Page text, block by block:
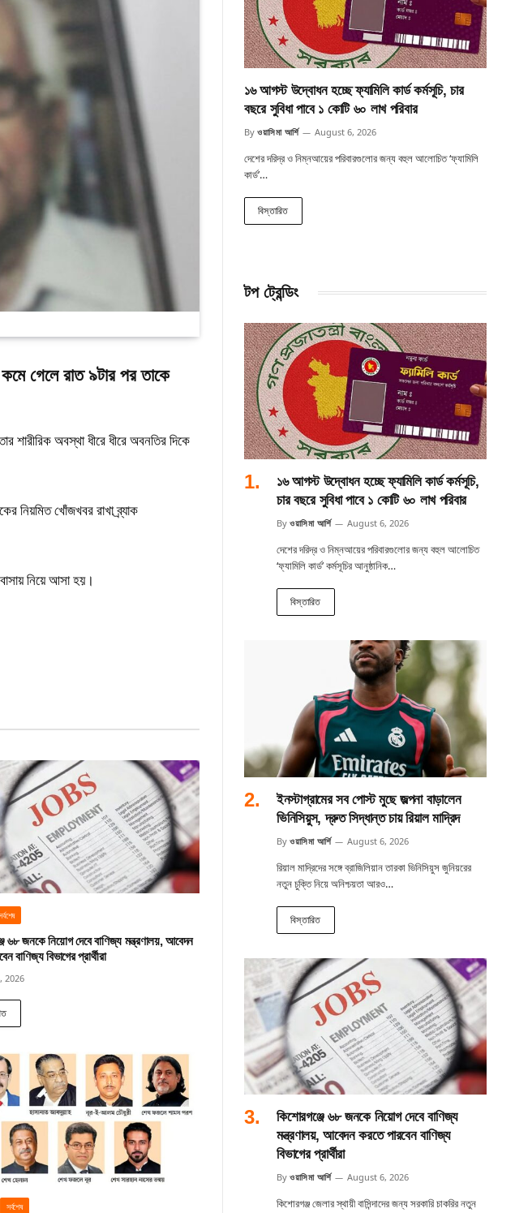
গেলে রাত ৯টার পর তাকে
অবস্থা ধীরে ধীরে অবনতির দিকে
নিয়মিত খোঁজখবর রাখা ব্র্যাক
নিয়ে আসা হয়।
৬৮ জনকে নিয়োগ দেবে বাণিজ্য মন্ত্রণালয়, আবেদন
বাণিজ্য বিভাগের প্রার্থীরা
2026
সর্বশেষ
১৬ আগস্ট উদ্বোধন হচ্ছে ফ্যামিলি কার্ড কর্মসূচি, চার
বছরে সুবিধা পাবে ১ কোটি ৬০ লাখ পরিবার
By ওয়াসিমা আর্শি August 6, 2026
দেশের দরিদ্র ও নিম্নআয়ের পরিবারগুলোর জন্য বহুল আলোচিত ‘ফ্যামিলি
কার্ড’…
বিস্তারিত
টপ ট্রেন্ডিং
১৬ আগস্ট উদ্বোধন হচ্ছে ফ্যামিলি কার্ড কর্মসূচি,
চার বছরে সুবিধা পাবে ১ কোটি ৬০ লাখ পরিবার
By ওয়াসিমা আর্শি August 6, 2026
দেশের দরিদ্র ও নিম্নআয়ের পরিবারগুলোর জন্য বহুল আলোচিত
‘ফ্যামিলি কার্ড’ কর্মসূচির আনুষ্ঠানিক…
বিস্তারিত
ইনস্টাগ্রামের সব পোস্ট মুছে জল্পনা বাড়ালেন
ভিনিসিয়ুস, দ্রুত সিদ্ধান্ত চায় রিয়াল মাদ্রিদ
By ওয়াসিমা আর্শি August 6, 2026
রিয়াল মাদ্রিদের সঙ্গে ব্রাজিলিয়ান তারকা ভিনিসিয়ুস জুনিয়রের
নতুন চুক্তি নিয়ে অনিশ্চয়তা আরও…
বিস্তারিত
কিশোরগঞ্জে ৬৮ জনকে নিয়োগ দেবে বাণিজ্য
মন্ত্রণালয়, আবেদন করতে পারবেন বাণিজ্য
বিভাগের প্রার্থীরা
By ওয়াসিমা আর্শি August 6, 2026
কিশোরগঞ্জ জেলার স্থায়ী বাসিন্দাদের জন্য সরকারি চাকরির নতুন